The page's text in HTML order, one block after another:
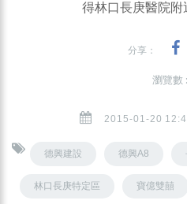
得林口長庚醫院附
分享：
瀏覽數
2015-01-20
德興建設 德興A8
林口長庚特定區 寶億雙囍